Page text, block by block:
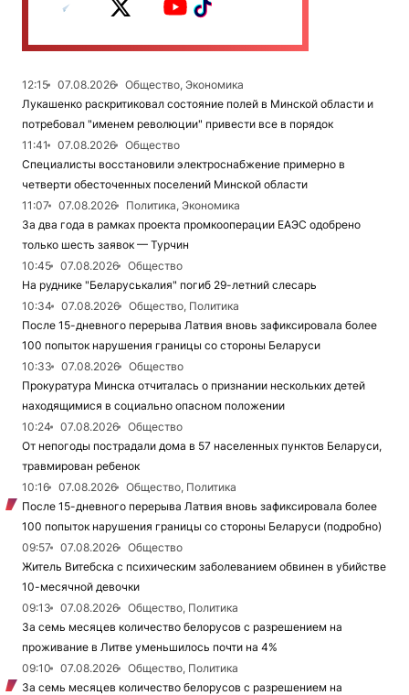
12:15 07.08.2026
Общество, Экономика
Лукашенко раскритиковал состояние полей в Минской области и
потребовал "именем революции" привести все в порядок
11:41
07.08.2026
Общество
Специалисты восстановили электроснабжение примерно в
четверти обесточенных поселений Минской области
11:07
07.08.2026
Политика, Экономика
За два года в рамках проекта промкооперации ЕАЭС одобрено
только шесть заявок — Турчин
10:45
07.08.2026
Общество
На руднике "Беларуськалия" погиб 29-летний слесарь
10:34
07.08.2026
Общество, Политика
После 15-дневного перерыва Латвия вновь зафиксировала более
100 попыток нарушения границы со стороны Беларуси
10:33
07.08.2026
Общество
Прокуратура Минска отчиталась о признании нескольких детей
находящимися в социально опасном положении
10:24
07.08.2026
Общество
От непогоды пострадали дома в 57 населенных пунктов Беларуси,
травмирован ребенок
10:16
07.08.2026
Общество, Политика
После 15-дневного перерыва Латвия вновь зафиксировала более
100 попыток нарушения границы со стороны Беларуси (подробно)
09:57
07.08.2026
Общество
Житель Витебска с психическим заболеванием обвинен в убийстве
10-месячной девочки
09:13
07.08.2026
Общество, Политика
За семь месяцев количество белорусов с разрешением на
проживание в Литве уменьшилось почти на 4%
09:10
07.08.2026
Общество, Политика
За семь месяцев количество белорусов с разрешением на